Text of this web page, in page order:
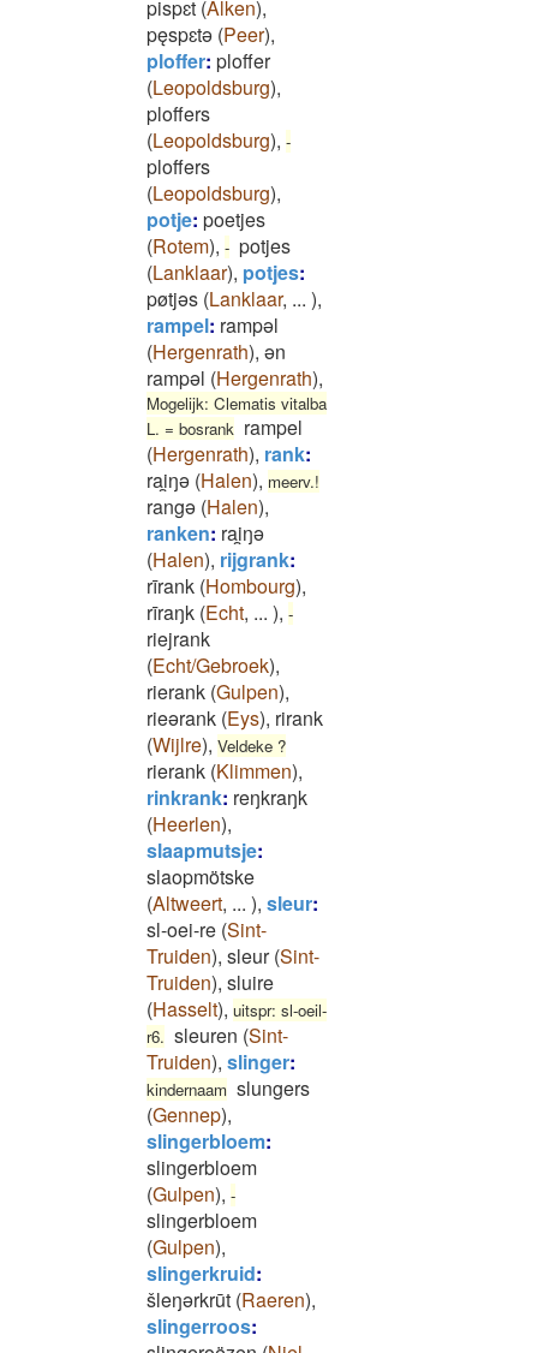
pispɛt (Alken),
pęspɛtǝ (Peer),
ploffer: ploffer
(Leopoldsburg),
ploffers
(Leopoldsburg), -
ploffers
(Leopoldsburg),
potje: poetjes
(Rotem), - potjes
(Lanklaar), potjes:
pøtjǝs (Lanklaar, ... ),
rampel: rampǝl
(Hergenrath), ən
rampəl (Hergenrath),
Mogelijk: Clematis vitalba
L. = bosrank rampel
(Hergenrath), rank:
rai̯ŋə (Halen), meerv.!
rangə (Halen),
ranken: rai̯ŋǝ
(Halen), rijgrank:
rīrank (Hombourg),
rīraŋk (Echt, ... ), -
riejrank
(Echt/Gebroek),
rierank (Gulpen),
rieərank (Eys), rirank
(Wijlre), Veldeke ?
rierank (Klimmen),
rinkrank: reŋkraŋk
(Heerlen),
slaapmutsje:
slaopmötske
(Altweert, ... ), sleur:
sl-oei-re (Sint-
Truiden), sleur(Sint-
Truiden), sluire
(Hasselt), uitspr: sl-oeil-
r6. sleuren (Sint-
Truiden), slinger:
kindernaam slungers
(Gennep),
slingerbloem:
slingerbloem
(Gulpen), -
slingerbloem
(Gulpen),
slingerkruid:
šleŋǝrkrūt (Raeren),
slingerroos: